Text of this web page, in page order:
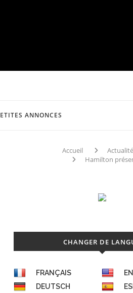
ANNONCES
Accueil
Hamilton
CHANGER DE
FRANÇAIS
DEUTSCH